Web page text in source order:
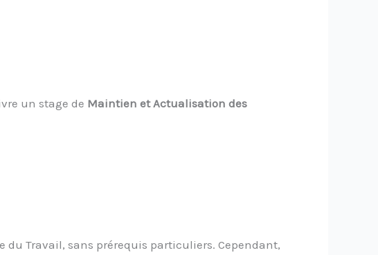
un stage de Maintien et Actualisation des
Travail, sans prérequis particuliers. Cependant,